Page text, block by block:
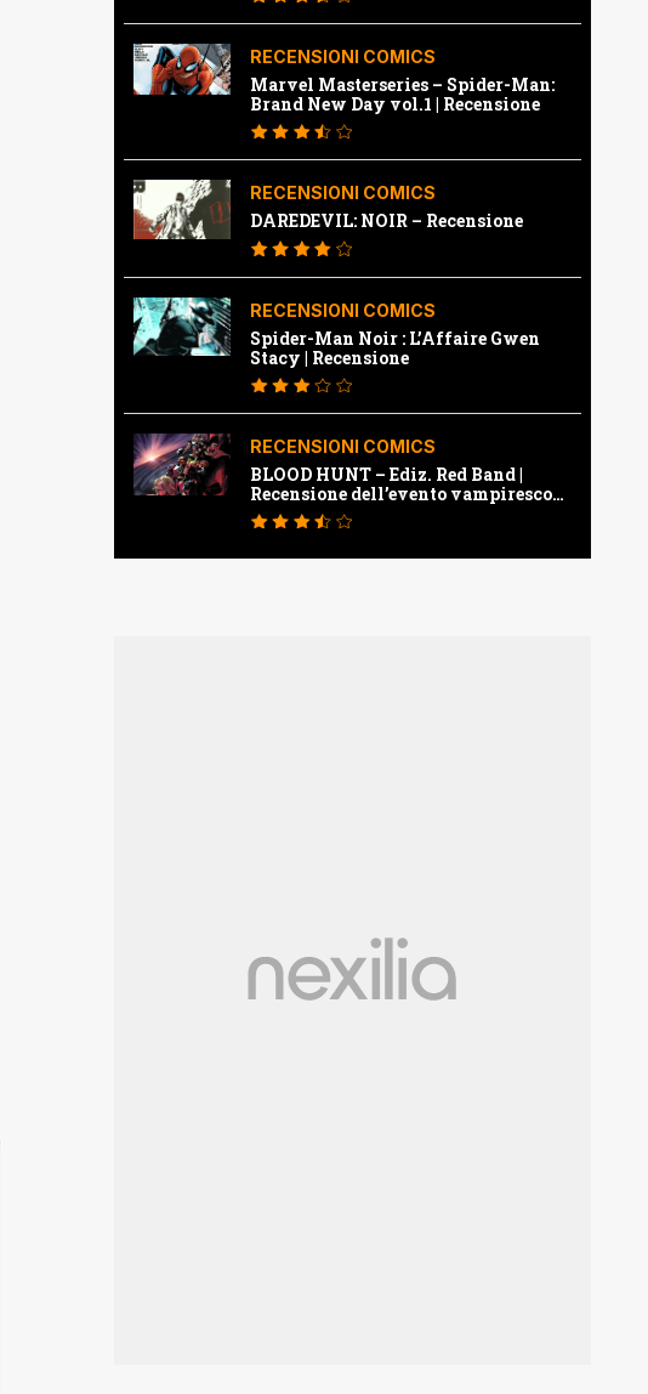
RECENSIONI COMICS
Marvel Masterseries – Spider-Man:
Brand New Day vol.1 | Recensione
RECENSIONI COMICS
DAREDEVIL: NOIR – Recensione
RECENSIONI COMICS
Spider-Man Noir : L’Affaire Gwen
Stacy | Recensione
RECENSIONI COMICS
BLOOD HUNT – Ediz. Red Band |
Recensione dell’evento vampiresco
della Marvel